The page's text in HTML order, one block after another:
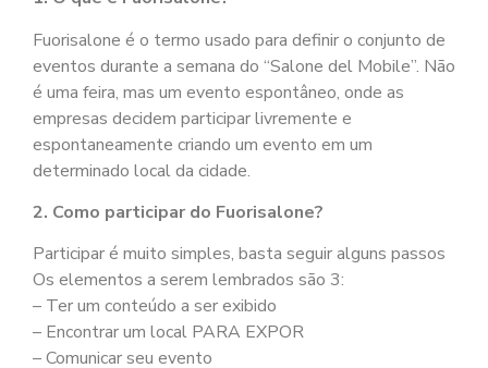
Fuorisalone é o termo usado para definir o conjunto de
eventos durante a semana do “Salone del Mobile”. Não
é uma feira, mas um evento espontâneo, onde as
empresas decidem participar livremente e
espontaneamente criando um evento em um
determinado local da cidade.
2. Como participar do Fuorisalone?
Participar é muito simples, basta seguir alguns passos
Os elementos a serem lembrados são 3:
– Ter um conteúdo a ser exibido
– Encontrar um local PARA EXPOR
– Comunicar seu evento